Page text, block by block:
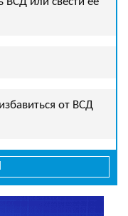
от ВСД